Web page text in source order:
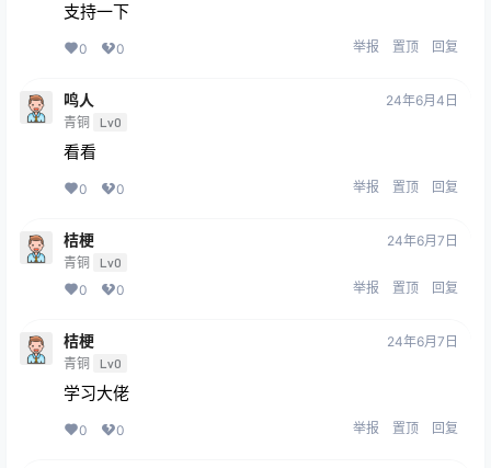
支持一下
0 0 举报 置顶 回复
鸣人
青铜 Lv0
24年6月4日
看看
0 0 举报 置顶 回复
桔梗
青铜 Lv0
24年6月7日
0 0 举报 置顶 回复
桔梗
青铜 Lv0
24年6月7日
学习大佬
0 0 举报 置顶 回复